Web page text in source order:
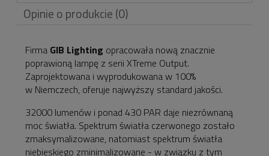
Opinie o produkcie (0)
Firma GIB Lighting opracowała nową znacznie
poprawioną lampę z serii XTreme Output.
Zaprojektowana i wyprodukowana w 100%
w Niemczech, oferuje najwyższy standard jakości.
32000 lumenów i ponad 430 PAR daje niezrównaną
moc światła. Spektrum światła czerwonego zostało
zmaksymalizowane, natomiast spektrum światła
niebieskiego zminimalizowane - w związku z tym